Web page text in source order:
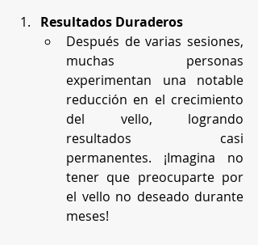
Resultados Duraderos
Después de varias sesiones,
muchas personas
experimentan una notable
reducción en el crecimiento
del vello, logrando
resultados casi
permanentes. ¡Imagina no
tener que preocuparte por
el vello no deseado durante
meses!